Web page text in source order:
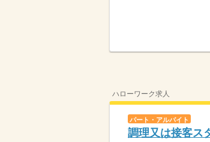
ハローワーク求人
パート・アルバイト
調理又は接客ス